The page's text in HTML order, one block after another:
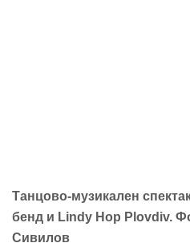
Танцово-музикален
бенд и Lindy Hop Plovdiv.
Сивилов